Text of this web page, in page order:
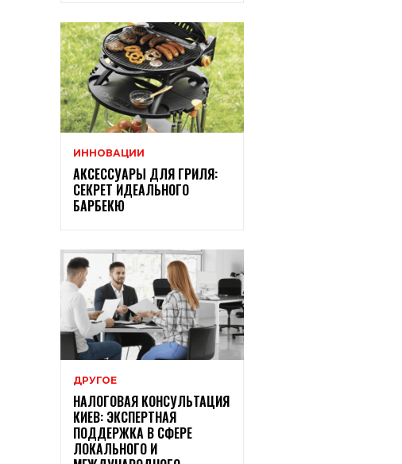
ИННОВАЦИИ
АКСЕССУАРЫ ДЛЯ ГРИЛЯ:
СЕКРЕТ ИДЕАЛЬНОГО
БАРБЕКЮ
ДРУГОЕ
НАЛОГОВАЯ КОНСУЛЬТАЦИЯ
КИЕВ: ЭКСПЕРТНАЯ
ПОДДЕРЖКА В СФЕРЕ
ЛОКАЛЬНОГО И